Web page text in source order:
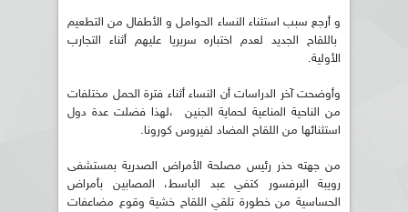
و أرجع سبب استثناء النساء الحوامل و الأطفال من التطعيم
باللقاح الجديد لعدم اختباره سريريا عليهم أثناء التجارب
الأولية.
وأوضحت آخر الدراسات أن النساء أثناء فترة الحمل مختلفات
من الناحية المناعية لحماية الجنين ،لهذا فضلت عدة دول
استثنائها من اللقاح المضاد لفيروس كورونا.
من جهته حذر رئيس مصلحة الأمراض الصدرية بمستشفى
رويبة البرفسور كتفي عبد الباسط، المصابين بأمراض
الحساسية من خطورة تلقي اللقاح خشية وقوع مضاعفات